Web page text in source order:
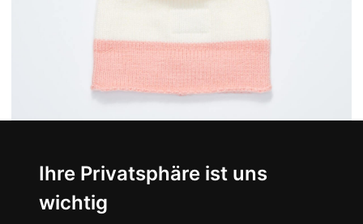
Ihre Privatsphäre ist uns
wichtig
Vault by Vans x Joe Freshgoods Resort Mask